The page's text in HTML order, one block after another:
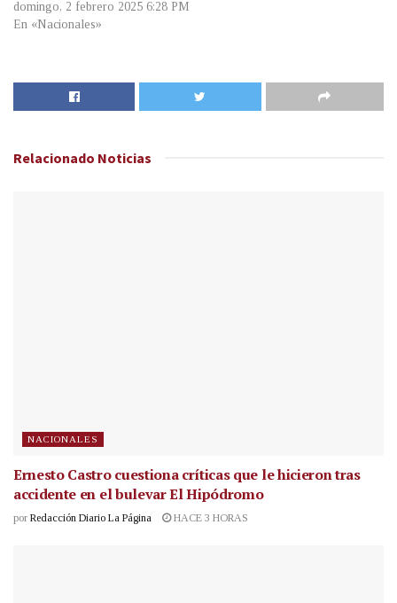
domingo, 2 febrero 2025 6:28 PM
En «Nacionales»
Relacionado Noticias
NACIONALES
Ernesto Castro cuestiona críticas que le hicieron tras
accidente en el bulevar El Hipódromo
por Redacción Diario La Página HACE 3 HORAS